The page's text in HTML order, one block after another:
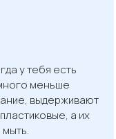
у тебя есть
меньше
выдерживают
а их